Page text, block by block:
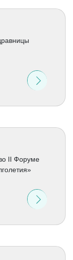
II Форуме